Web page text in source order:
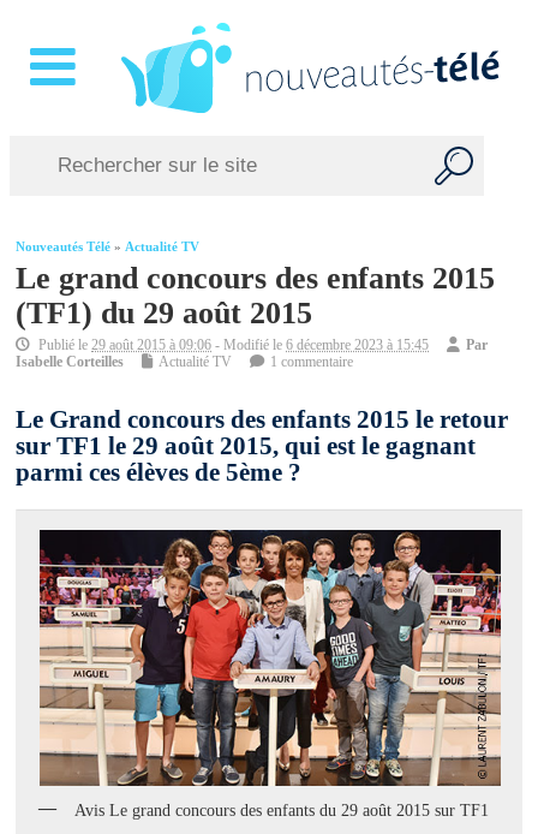
Nouveautés Télé »Actualité TV
Le grand concours des enfants 2015
(TF1) du 29 août 2015
Publié le29 août 2015 à 09:06 - Modifié le6 décembre 2023 à 15:45
Par
Isabelle Corteilles
Actualité TV 1 commentaire
Le Grand concours des enfants 2015 le retour
sur TF1 le 29 août 2015, qui est le gagnant
parmi ces élèves de 5ème ?
Avis Le grand concours des enfants du 29 août 2015 sur TF1